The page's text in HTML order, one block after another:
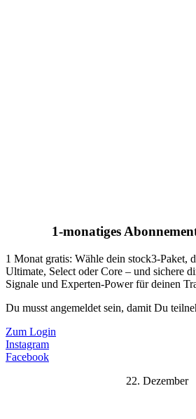
1-monatiges
1 Monat gratis: Wähle dein stock3-Paket,
Ultimate, Select oder Core – und sichere
Signale und Experten-Power für deinen
Du musst angemeldet sein, damit Du
Zum Login
Instagram
Facebook
22. Dezember